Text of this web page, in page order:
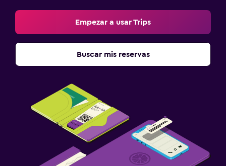
Empezar a usar Trips
Buscar mis reservas